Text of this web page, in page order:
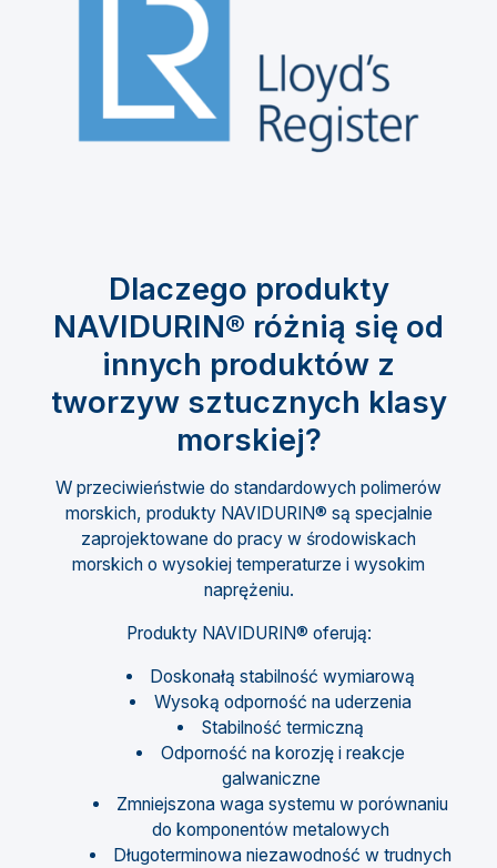
Dlaczego produkty
NAVIDURIN® różnią się od
innych produktów z
tworzyw sztucznych klasy
morskiej?
W przeciwieństwie do standardowych polimerów
morskich, produkty NAVIDURIN® są specjalnie
zaprojektowane do pracy w środowiskach
morskich o wysokiej temperaturze i wysokim
naprężeniu.
Produkty NAVIDURIN® oferują:
Doskonałą stabilność wymiarową
Wysoką odporność na uderzenia
Stabilność termiczną
Odporność na korozję i reakcje
galwaniczne
Zmniejszona waga systemu w porównaniu
do komponentów metalowych
Długoterminowa niezawodność w trudnych